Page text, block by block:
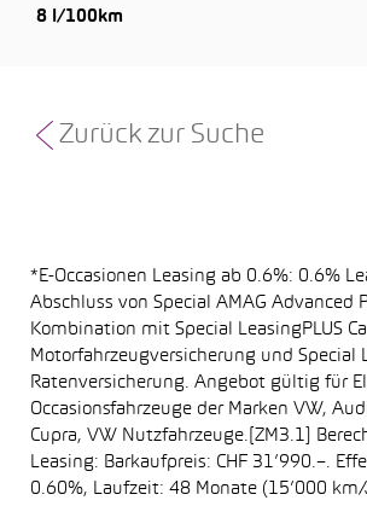
8 l/100km
Zurück zur Suche
*E-Occasionen Leasing ab 0.6%: 0.6%
Abschluss von Special AMAG Advanced
Kombination mit Special LeasingPLUS
Motorfahrzeugversicherung und Special
Ratenversicherung. Angebot gültig für
Occasionsfahrzeuge der Marken VW,
Cupra, VW Nutzfahrzeuge.[ZM3.1]
Leasing: Barkaufpreis: CHF 31’990.–.
0.60%, Laufzeit: 48 Monate (15’000 km/